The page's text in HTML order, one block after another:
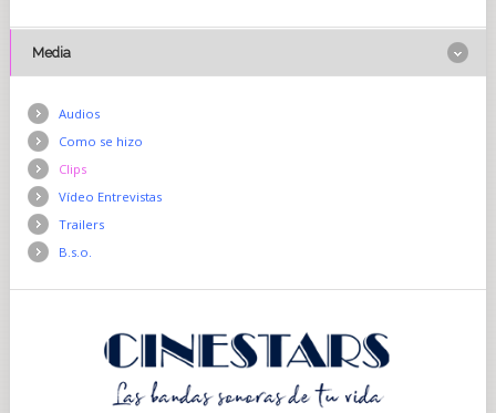
Media
Audios
Como se hizo
Clips
Vídeo Entrevistas
Trailers
B.s.o.